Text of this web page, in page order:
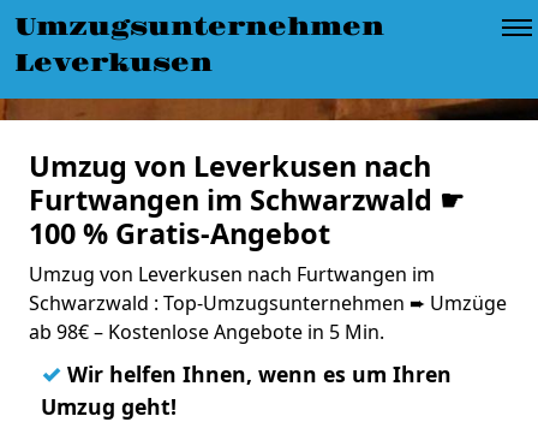
Umzugsunternehmen
Leverkusen
Umzug von Leverkusen nach
Furtwangen im Schwarzwald ☛
100 % Gratis-Angebot
Umzug von Leverkusen nach Furtwangen im
Schwarzwald : Top-Umzugsunternehmen ➨ Umzüge
ab 98€ – Kostenlose Angebote in 5 Min.
✓ Wir helfen Ihnen, wenn es um Ihren
Umzug geht!